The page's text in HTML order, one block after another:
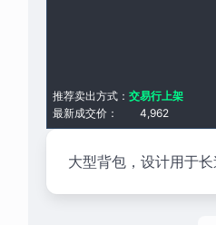
最新成交价： 4,962
推荐卖出方式： 交易行上架
大型背包，设计用于